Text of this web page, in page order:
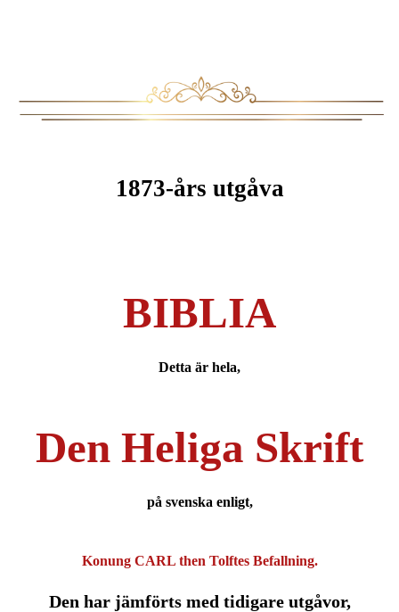
1873-års utgåva
BIBLIA
Detta är hela,
Den Heliga Skrift
på svenska enligt,
Konung CARL then Tolftes Befallning.
Den har jämförts med tidigare utgåvor,